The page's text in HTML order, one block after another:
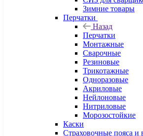
Зимние товары
Перчатки
Назад
Перчатки
Монтажные
Сварочные
Резиновые
Трикотажные
Одноразовые
Акриловые
Нейлоновые
Нитриловые
Морозостойкие
Каски
Страховочные пояса и